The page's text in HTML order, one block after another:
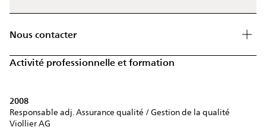
Nous contacter
Activité professionnelle et formation
2008
Responsable adj. Assurance qualité / Gestion de la qualité
Viollier AG